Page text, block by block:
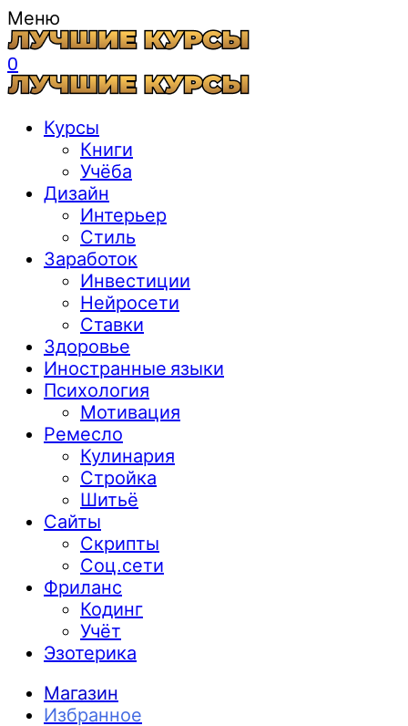
Меню
0
Курсы
Книги
Учёба
Дизайн
Интерьер
Стиль
Заработок
Инвестиции
Нейросети
Ставки
Здоровье
Иностранные языки
Психология
Мотивация
Ремесло
Кулинария
Стройка
Шитьё
Сайты
Скрипты
Соц.сети
Фриланс
Кодинг
Учёт
Эзотерика
Магазин
Избранное